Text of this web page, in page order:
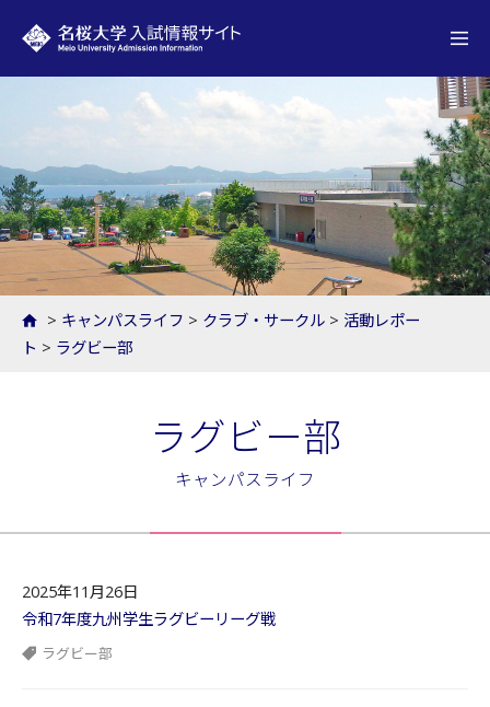
> キャンパスライフ > クラブ・サークル > 活動レポー
ト > ラグビー部
ラグビー部
キャンパスライフ
2025年11月26日
令和7年度九州学生ラグビーリーグ戦
ラグビー部